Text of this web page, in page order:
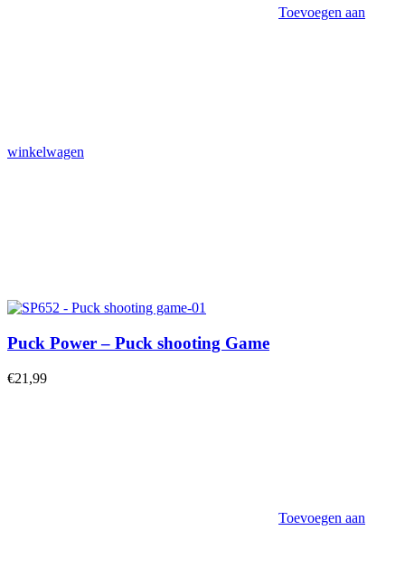
Toevoegen aan
winkelwagen
Puck Power – Puck shooting Game
€21,99
Toevoegen aan